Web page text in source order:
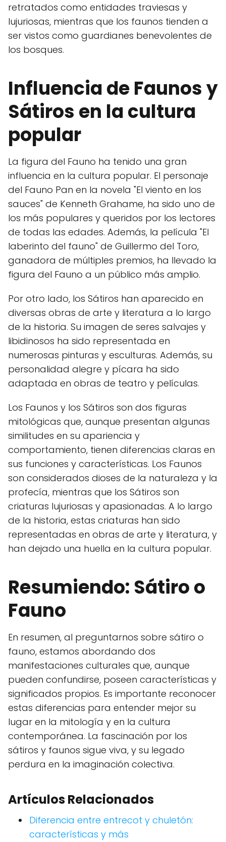
retratados como entidades traviesas y
lujuriosas, mientras que los faunos tienden a
ser vistos como guardianes benevolentes de
los bosques.
Influencia de Faunos y
Sátiros en la cultura
popular
La figura del Fauno ha tenido una gran
influencia en la cultura popular. El personaje
del Fauno Pan en la novela "El viento en los
sauces" de Kenneth Grahame, ha sido uno de
los más populares y queridos por los lectores
de todas las edades. Además, la película "El
laberinto del fauno" de Guillermo del Toro,
ganadora de múltiples premios, ha llevado la
figura del Fauno a un público más amplio.
Por otro lado, los Sátiros han aparecido en
diversas obras de arte y literatura a lo largo
de la historia. Su imagen de seres salvajes y
libidinosos ha sido representada en
numerosas pinturas y esculturas. Además, su
personalidad alegre y pícara ha sido
adaptada en obras de teatro y películas.
Los Faunos y los Sátiros son dos figuras
mitológicas que, aunque presentan algunas
similitudes en su apariencia y
comportamiento, tienen diferencias claras en
sus funciones y características. Los Faunos
son considerados dioses de la naturaleza y la
profecía, mientras que los Sátiros son
criaturas lujuriosas y apasionadas. A lo largo
de la historia, estas criaturas han sido
representadas en obras de arte y literatura, y
han dejado una huella en la cultura popular.
Resumiendo: Sátiro o
Fauno
En resumen, al preguntarnos sobre sátiro o
fauno, estamos abordando dos
manifestaciones culturales que, aunque
pueden confundirse, poseen características y
significados propios. Es importante reconocer
estas diferencias para entender mejor su
lugar en la mitología y en la cultura
contemporánea. La fascinación por los
sátiros y faunos sigue viva, y su legado
perdura en la imaginación colectiva.
Artículos Relacionados
Diferencia entre entrecot y chuletón:
características y más